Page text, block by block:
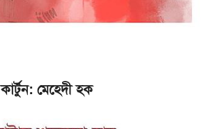
কার্টুন: মেহেদী হক